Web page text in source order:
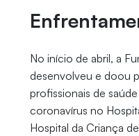
No início de abril, a
desenvolveu e doou
profissionais de
coronavírus no
Hospital da Criança